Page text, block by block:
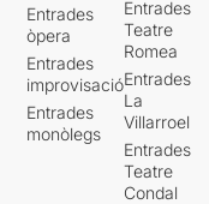
Entrades
òpera
Entrades
improvisació
Entrades
monòlegs
Entrades
Teatre
Romea
Entrades
La
Villarroel
Entrades
Teatre
Condal